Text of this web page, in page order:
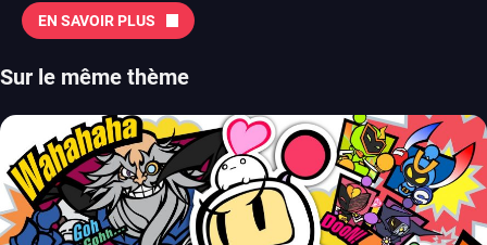
EN SAVOIR PLUS
Sur le même thème